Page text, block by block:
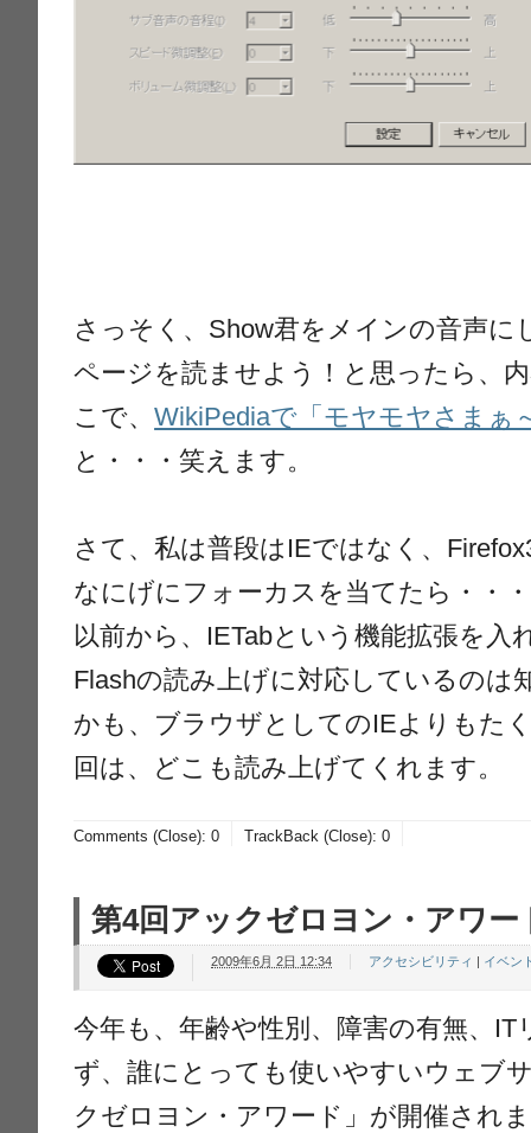
さっそく、Show君をメインの音声に
ページを読ませよう！と思ったら、
こで、WikiPediaで「モヤモヤさまぁ
と・・・笑えます。
さて、私は普段はIEではなく、
なにげにフォーカスを当てたら・・
以前から、IETabという機能拡張を入
Flashの読み上げに対応しているのは
かも、ブラウザとしてのIEよりもた
回は、どこも読み上げてくれます。
Comments (Close):0 TrackBack (Close):0
第4回アックゼロヨン・アワー
2009年6月 2日 12:34 アクセシビリティ | イベン
今年も、年齢や性別、障害の有無、
ず、誰にとっても使いやすいウェブ
クゼロヨン・アワード」が開催され